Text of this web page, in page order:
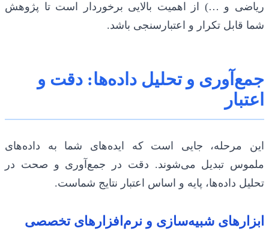
ریاضی و …) از اهمیت بالایی برخوردار است تا پژوهش
شما قابل تکرار و اعتبارسنجی باشد.
جمع‌آوری و تحلیل داده‌ها: دقت و
اعتبار
این مرحله، جایی است که ایده‌های شما به داده‌های
ملموس تبدیل می‌شوند. دقت در جمع‌آوری و صحت در
تحلیل داده‌ها، پایه و اساس اعتبار نتایج شماست.
ابزارهای شبیه‌سازی و نرم‌افزارهای تخصصی